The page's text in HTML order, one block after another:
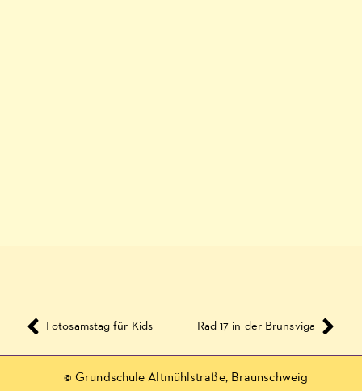
Fotosamstag für Kids Rad 17 in der Brunsviga
© Grundschule Altmühlstraße, Braunschweig